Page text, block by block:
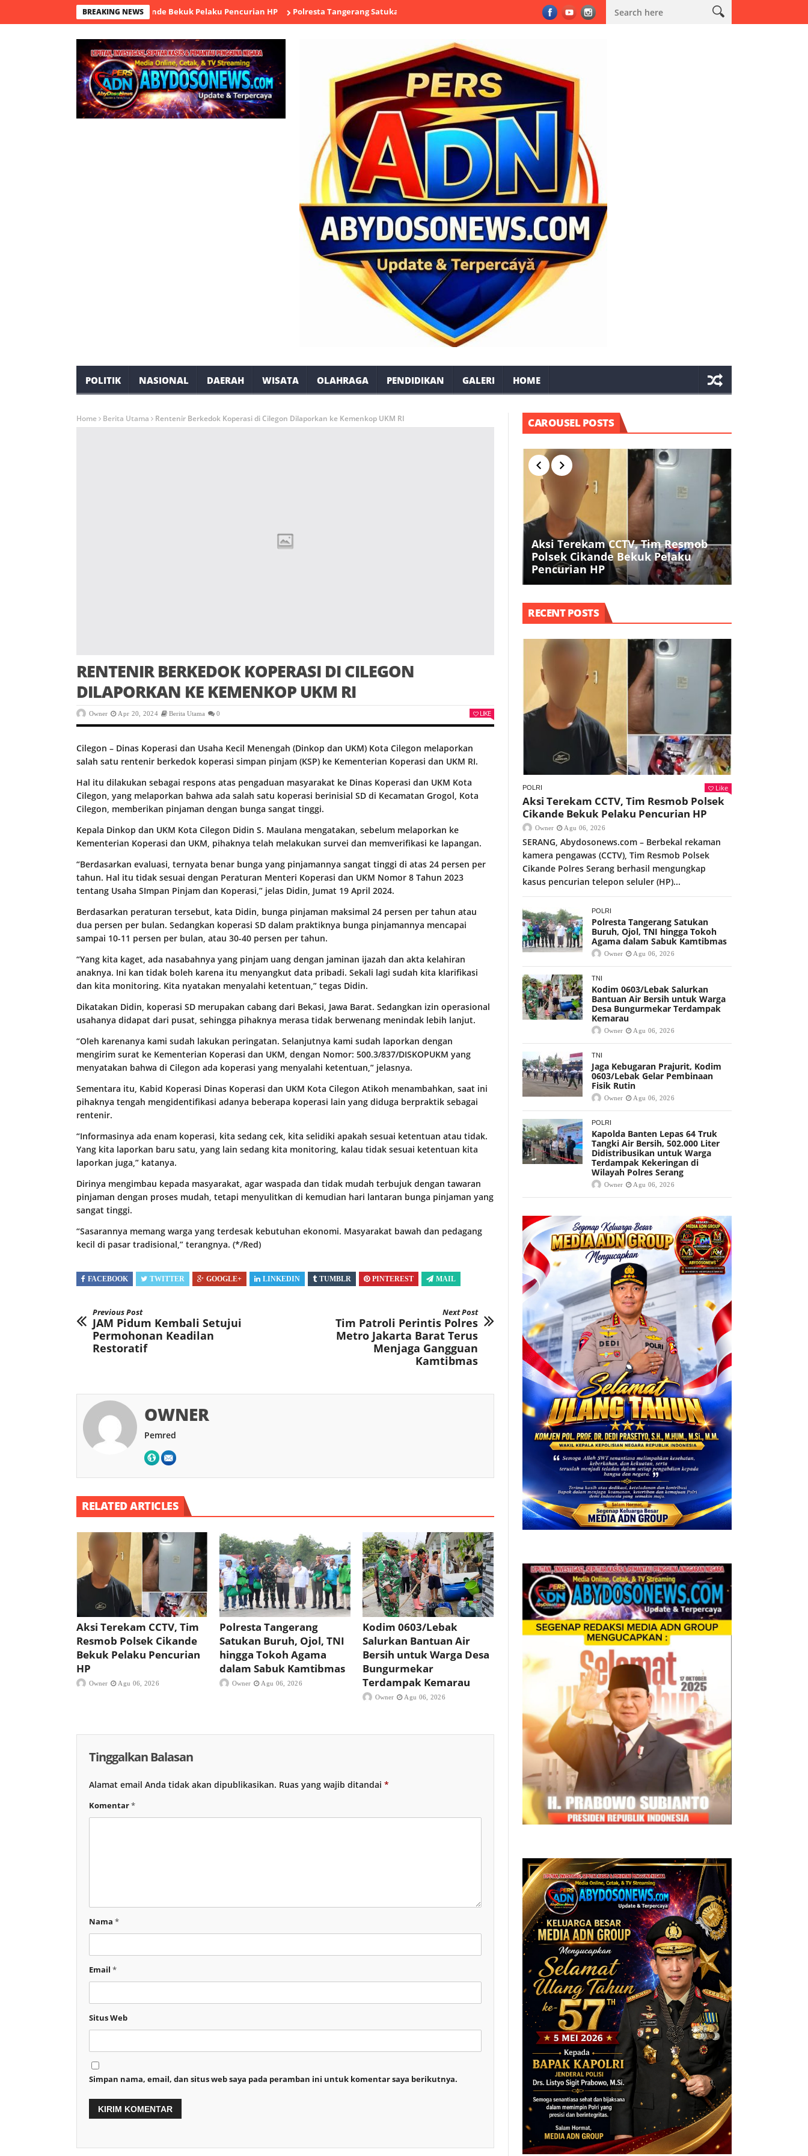
BREAKING NEWS
Tim Resmob Polsek Cikande Bekuk Pelaku Pencurian HP Polresta Tangerang Satukan Buruh, Ojol, TNI hingga Tokoh Agama dalam Sabuk Kamtibmas Kodim 0603/Lebak Salurkan Bantuan Air
POLITIK NASIONAL DAERAH WISATA OLAHRAGA PENDIDIKAN GALERI HOME
Home Berita Utama Rentenir Berkedok Koperasi di Cilegon Dilaporkan ke Kemenkop UKM RI
RENTENIR BERKEDOK KOPERASI DI CILEGON
DILAPORKAN KE KEMENKOP UKM RI
Owner Apr 20, 2024 Berita Utama 0 LIKE
Cilegon – Dinas Koperasi dan Usaha Kecil Menengah (Dinkop dan UKM) Kota Cilegon melaporkan
salah satu rentenir berkedok koperasi simpan pinjam (KSP) ke Kementerian Koperasi dan UKM RI.
Hal itu dilakukan sebagai respons atas pengaduan masyarakat ke Dinas Koperasi dan UKM Kota
Cilegon, yang melaporkan bahwa ada salah satu koperasi berinisial SD di Kecamatan Grogol, Kota
Cilegon, memberikan pinjaman dengan bunga sangat tinggi.
Kepala Dinkop dan UKM Kota Cilegon Didin S. Maulana mengatakan, sebelum melaporkan ke
Kementerian Koperasi dan UKM, pihaknya telah melakukan survei dan memverifikasi ke lapangan.
“Berdasarkan evaluasi, ternyata benar bunga yang pinjamannya sangat tinggi di atas 24 persen per
tahun. Hal itu tidak sesuai dengan Peraturan Menteri Koperasi dan UKM Nomor 8 Tahun 2023
tentang Usaha SImpan Pinjam dan Koperasi,” jelas Didin, Jumat 19 April 2024.
Berdasarkan peraturan tersebut, kata Didin, bunga pinjaman maksimal 24 persen per tahun atau
dua persen per bulan. Sedangkan koperasi SD dalam praktiknya bunga pinjamannya mencapai
sampai 10-11 persen per bulan, atau 30-40 persen per tahun.
“Yang kita kaget, ada nasabahnya yang pinjam uang dengan jaminan ijazah dan akta kelahiran
anaknya. Ini kan tidak boleh karena itu menyangkut data pribadi. Sekali lagi sudah kita klarifikasi
dan kita monitoring. Kita nyatakan menyalahi ketentuan,” tegas Didin.
Dikatakan Didin, koperasi SD merupakan cabang dari Bekasi, Jawa Barat. Sedangkan izin operasional
usahanya didapat dari pusat, sehingga pihaknya merasa tidak berwenang menindak lebih lanjut.
“Oleh karenanya kami sudah lakukan peringatan. Selanjutnya kami sudah laporkan dengan
mengirim surat ke Kementerian Koperasi dan UKM, dengan Nomor: 500.3/837/DISKOPUKM yang
menyatakan bahwa di Cilegon ada koperasi yang menyalahi ketentuan,” jelasnya.
Sementara itu, Kabid Koperasi Dinas Koperasi dan UKM Kota Cilegon Atikoh menambahkan, saat ini
pihaknya tengah mengidentifikasi adanya beberapa koperasi lain yang diduga berpraktik sebagai
rentenir.
“Informasinya ada enam koperasi, kita sedang cek, kita selidiki apakah sesuai ketentuan atau tidak.
Yang kita laporkan baru satu, yang lain sedang kita monitoring, kalau tidak sesuai ketentuan kita
laporkan juga,” katanya.
Dirinya mengimbau kepada masyarakat, agar waspada dan tidak mudah terbujuk dengan tawaran
pinjaman dengan proses mudah, tetapi menyulitkan di kemudian hari lantaran bunga pinjaman yang
sangat tinggi.
“Sasarannya memang warga yang terdesak kebutuhan ekonomi. Masyarakat bawah dan pedagang
kecil di pasar tradisional,” terangnya. (*/Red)
FACEBOOK TWITTER GOOGLE+ LINKEDIN TUMBLR PINTEREST MAIL
Previous Post
JAM Pidum Kembali Setujui
Permohonan Keadilan
Restoratif
Next Post
Tim Patroli Perintis Polres
Metro Jakarta Barat Terus
Menjaga Gangguan
Kamtibmas
OWNER
Pemred
RELATED ARTICLES
Aksi Terekam CCTV, Tim
Resmob Polsek Cikande
Bekuk Pelaku Pencurian
HP
Owner Agu 06, 2026
Polresta Tangerang
Satukan Buruh, Ojol, TNI
hingga Tokoh Agama
dalam Sabuk Kamtibmas
Owner Agu 06, 2026
Kodim 0603/Lebak
Salurkan Bantuan Air
Bersih untuk Warga Desa
Bungurmekar
Terdampak Kemarau
Owner Agu 06, 2026
Tinggalkan Balasan
Alamat email Anda tidak akan dipublikasikan. Ruas yang wajib ditandai *
Komentar*
Nama *
Email *
Situs Web
Simpan nama, email, dan situs web saya pada peramban ini untuk komentar saya berikutnya.
CAROUSEL POSTS
Aksi Terekam CCTV, Tim Resmob
Polsek Cikande Bekuk Pelaku
Pencurian HP
RECENT POSTS
POLRI Like
Aksi Terekam CCTV, Tim Resmob Polsek
Cikande Bekuk Pelaku Pencurian HP
Owner Agu 06, 2026
SERANG, Abydosonews.com – Berbekal rekaman
kamera pengawas (CCTV), Tim Resmob Polsek
Cikande Polres Serang berhasil mengungkap
kasus pencurian telepon seluler (HP)...
POLRI
Polresta Tangerang Satukan
Buruh, Ojol, TNI hingga Tokoh
Agama dalam Sabuk Kamtibmas
Owner Agu 06, 2026
TNI
Kodim 0603/Lebak Salurkan
Bantuan Air Bersih untuk Warga
Desa Bungurmekar Terdampak
Kemarau
Owner Agu 06, 2026
TNI
Jaga Kebugaran Prajurit, Kodim
0603/Lebak Gelar Pembinaan
Fisik Rutin
Owner Agu 06, 2026
POLRI
Kapolda Banten Lepas 64 Truk
Tangki Air Bersih, 502.000 Liter
Didistribusikan untuk Warga
Terdampak Kekeringan di
Wilayah Polres Serang
Owner Agu 06, 2026